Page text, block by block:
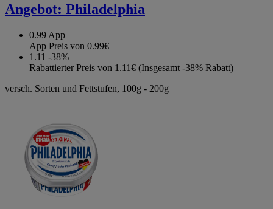
Angebot: Philadelphia
0.99 App
App Preis von 0.99€
1.11 -38%
Rabattierter Preis von 1.11€ (Insgesamt -38% Rabatt)
versch. Sorten und Fettstufen, 100g - 200g